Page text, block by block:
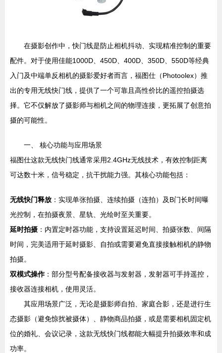
在摄影创作中，快门线是防止相机抖动、实现精准控制的重要
配件。对于使用佳能1000D、450D、400D、350D、550D等经典
入门及中端单反相机的摄影爱好者而言，福图仕（Photoolex）推
出的专用无线快门线，提供了一个可靠且高性价比的遥控拍摄选
择。它不仅解放了摄影师与相机之间的物理连接，更拓展了创意拍
摄的可能性。
一、 核心功能与应用场景
福图仕这款无线快门线通常采用2.4GHz无线技术，有效控制距离
可达数十米，信号稳定，抗干扰能力强。其核心功能包括：
无线快门释放 ：实现单张拍摄、连续拍摄（连拍）及B门长时间曝
光控制，在拍摄夜景、星轨、光绘时至关重要。
延时拍摄 ：内置定时器功能，支持设置延迟时间、拍摄张数、间隔
时间，完美适用于延时摄影、自拍或需要避免直接接触相机的静物
拍摄。
双模式操作：部分型号配备接收器与发射器，发射器可手持遥控，
接收器连接相机，使用灵活。
其应用场景广泛，无论是摄影师自拍、家庭合影，还是进行生
态摄影（避免惊扰被摄体）、静物商品拍摄，或是需要相机固定机
位的婚礼、会议记录，这款无线快门线都能大幅提升拍摄效率和成
功率。